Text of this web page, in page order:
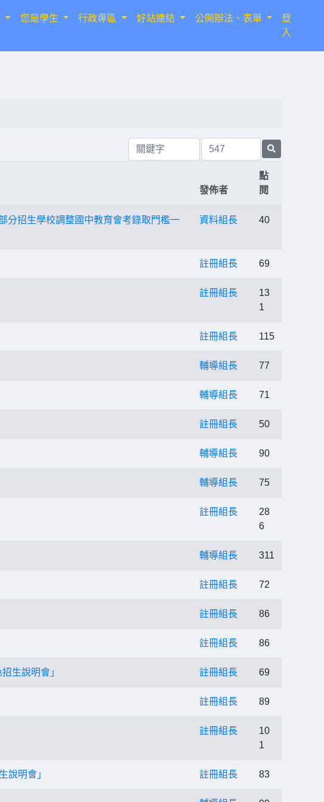
您是學生 行政專區 好站連結 公開辦法、表單
登
入
發佈者
點
閱
分招生學校調整國中教育會考錄取門檻一
資料組長 40
註冊組長 69
註冊組長
13
1
註冊組長 115
輔導組長 77
輔導組長 71
註冊組長 50
輔導組長 90
輔導組長 75
註冊組長
28
6
輔導組長 311
註冊組長 72
註冊組長 86
註冊組長 86
生說明會」 註冊組長 69
註冊組長 89
註冊組長
10
1
說明會」 註冊組長 83